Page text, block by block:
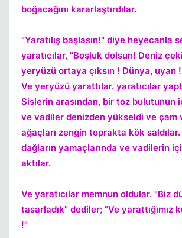
boğacağını kararlaştırdılar.
"Yaratılış başlasın!" diye heyecanla
yaratıcılar, "Boşluk dolsun! Deniz
yeryüzü ortaya çıksın ! Dünya, uyan
Ve yeryüzü yarattılar. yaratıcılar
Sislerin arasından, bir toz bulutunun
ve vadiler denizden yükseldi ve çam
ağaçları zengin toprakta kök saldılar.
dağların yamaçlarında ve vadilerin
aktılar.
Ve yaratıcılar memnun oldular. "Biz
tasarladık" dediler; "Ve yarattığımız
!"